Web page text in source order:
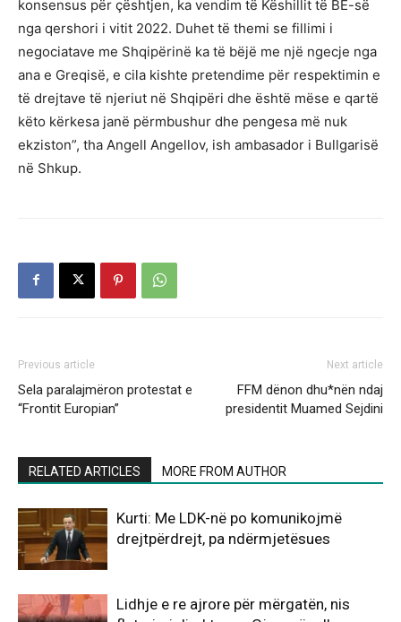
konsensus për çështjen, ka vendim të Këshillit të BE-së
nga qershori i vitit 2022. Duhet të themi se fillimi i
negociatave me Shqipërinë ka të bëjë me një ngecje nga
ana e Greqisë, e cila kishte pretendime për respektimin e
të drejtave të njeriut në Shqipëri dhe është mëse e qartë
këto kërkesa janë përmbushur dhe pengesa më nuk
ekziston”, tha Angell Angellov, ish ambasador i Bullgarisë
në Shkup.
Previous article
Sela paralajmëron protestat e
“Frontit Europian”
Next article
FFM dënon dhu*nën ndaj
presidentit Muamed Sejdini
RELATED ARTICLES MORE FROM AUTHOR
Kurti: Me LDK-në po komunikojmë
drejtpërdrejt, pa ndërmjetësues
Lidhje e re ajrore për mërgatën, nis